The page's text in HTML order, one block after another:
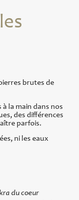
brutes de
la main dans nos
des différences
parfois.
ni les eaux
du coeur